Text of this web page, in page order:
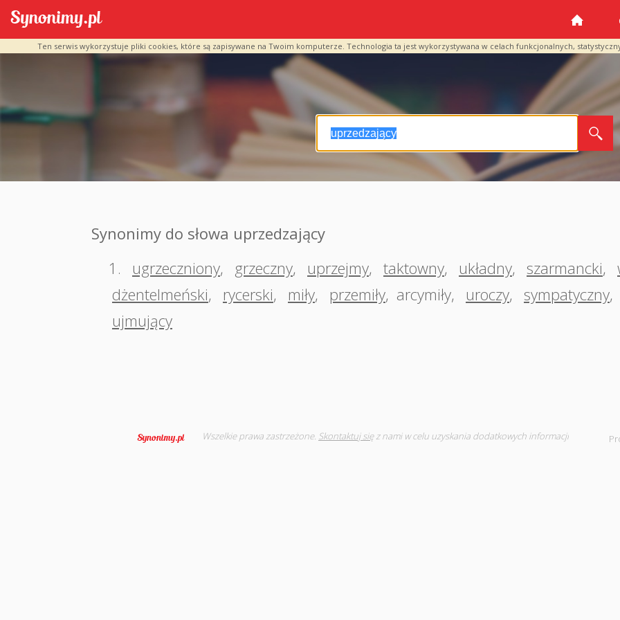
Ten serwis wykorzystuje pliki cookies, które są zapisywane na Twoim komputerze. Technologia ta jest wykorzystywana w celach funkcjonalnych,
Synonimy do słowa uprzedzający
1.
ugrzeczniony, grzeczny, uprzejmy, taktowny, układny, szarmancki,
dżentelmeński, rycerski, miły, przemiły, arcymiły, uroczy, sympatyczny,
ujmujący
Wszelkie prawa zastrzeżone. Skontaktuj sięz nami w celu uzyskania dodatkowych informacji